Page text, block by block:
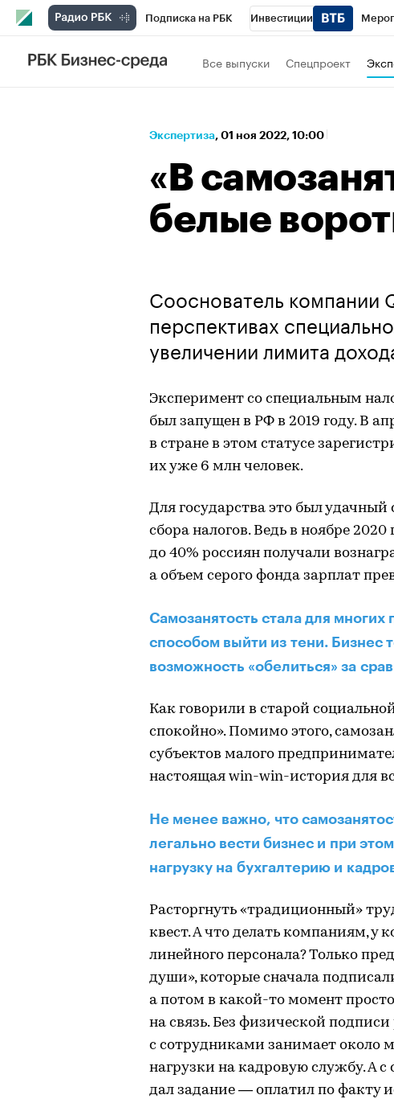
Подписка на РБК Инвестиции
Спорт
Технологии и медиа
Все выпуски Спецпроект
Экспертиза⁠, 01 ноя 2022, 10:00
«В
белые
Сооснователь
перспективах
увеличении лимита
Эксперимент со специальным
был запущен в РФ в 2019 году. В
в стране в этом статусе
их уже 6 млн человек.
Для государства это был
сбора налогов. Ведь в ноябре
до 40% россиян получали
а объем серого фонда зарплат
Самозанятость стала для
способом выйти из тени. Бизнес
возможность «обелиться» за
Как говорили в старой
спокойно». Помимо этого,
субъектов малого
настоящая win-win-история для
Не менее важно, что
легально вести бизнес и при
нагрузку на бухгалтерию и
Расторгнуть «традиционный»
квест. А что делать компаниям, у
линейного персонала? Только
души», которые сначала
а потом в какой-то момент
на связь. Без физической
с сотрудниками занимает около
нагрузки на кадровую службу. А
дал задание — оплатил по факту